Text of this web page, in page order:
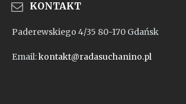
KONTAKT
Paderewskiego 4/35 80-170 Gdańsk
Email:kontakt@radasuchanino.pl